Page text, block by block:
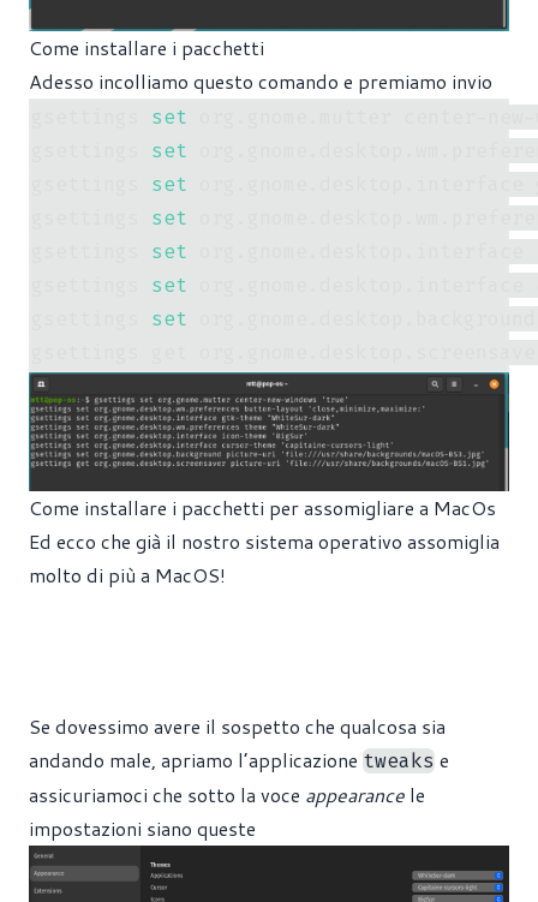
Come installare i pacchetti
Adesso incolliamo questo comando e premiamo invio
set
set
set
set
set
set
set
Come installare i pacchetti per assomigliare a MacOs
Ed ecco che già il nostro sistema operativo assomiglia
molto di più a MacOS!
Se dovessimo avere il sospetto che qualcosa sia
andando male, apriamo l’applicazione tweaks e
assicuriamoci che sotto la voce appearance le
impostazioni siano queste